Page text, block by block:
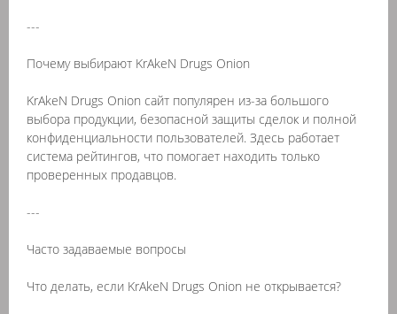
---
Почему выбирают KrAkeN Drugs Onion
KrAkeN Drugs Onion сайт популярен из-за большого
выбора продукции, безопасной защиты сделок и полной
конфиденциальности пользователей. Здесь работает
система рейтингов, что помогает находить только
проверенных продавцов.
---
Часто задаваемые вопросы
Что делать, если KrAkeN Drugs Onion не открывается?